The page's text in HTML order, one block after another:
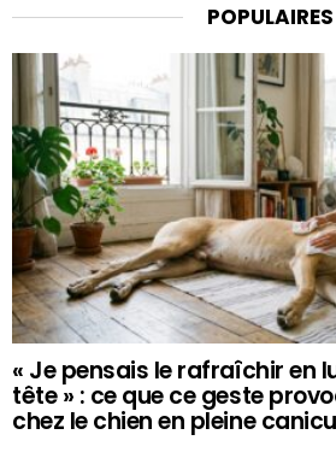
POPULAIRES
« Je pensais le rafraîchir en
tête » : ce que ce geste
chez le chien en pleine